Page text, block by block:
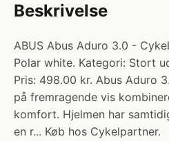
Beskrivelse
ABUS Abus Aduro 3.0 -
Polar white. Kategori: Stort
Pris: 498.00 kr. Abus Aduro
på fremragende vis
komfort. Hjelmen har
en r... Køb hos Cykelpartner.